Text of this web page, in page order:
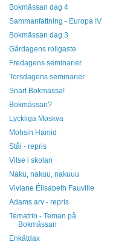
Bokmässan dag 4
Sammanfattning - Europa IV
Bokmässan dag 3
Gårdagens roligaste
Fredagens seminarier
Torsdagens seminarier
Snart Bokmässa!
Bokmässan?
Lyckliga Moskva
Mohsin Hamid
Stål - repris
Vilse i skolan
Naku, nakuu, nakuuu
Viviane Élisabeth Fauville
Adams arv - repris
Tematrio - Teman på
Bokmässan
Enkätdax